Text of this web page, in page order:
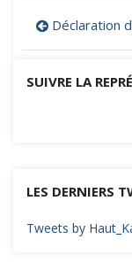
de
l’article
Déclaration du ministère artsakhiote des Affaires étrangères relative à la nécessité d’une action
SUIVRE LA
LES DERNIERS
Tweets by